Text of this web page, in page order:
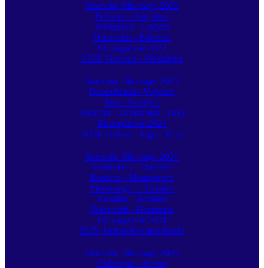
Startseite Bikertage 2022
Böhmen - Südpolen
Westpolen - Ungarn
Österreich - Böhmen
Bildergalerie 2022
2023: Vogesen - Westalpen
Startseite Bikertage 2023
Deutschland - Vogesen
Jura - Savoyen
Piemont - Lombardei - Tirol
Bildergalerie 2023
2024: Balkan - Jugo - Tour
Startseite Bikertage 2024
Tschechien - Bosnien
Bosnien - Montenegro
Montenegro - Kroatien
Kroatien - Bosnien
Österreich - Heimreise
Bildergalerie 2024
2025: Istrien-Kvarner Bucht
Startseite Bikertage 2025
Chiemgau - Rovinj